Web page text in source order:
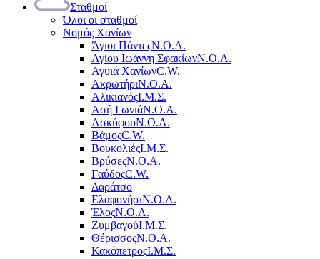
Σταθμοί
Όλοι οι σταθμοί
Νομός Χανίων
Άγιοι ΠάντεςΝ.Ο.Α.
Αγίου Ιωάννη ΣφακίωνΝ.Ο.Α.
Αγυιά ΧανίωνC.W.
ΑκρωτήριΝ.Ο.Α.
ΑλικιανόςΙ.Μ.Σ.
Ασή ΓωνιάΝ.Ο.Α.
ΑσκύφουΝ.Ο.Α.
ΒάμοςC.W.
ΒουκολιέςΙ.Μ.Σ.
ΒρύσεςΝ.Ο.Α.
ΓαύδοςC.W.
Δαράτσο
ΕλαφονήσιΝ.Ο.Α.
ΈλοςΝ.Ο.Α.
ΖυμβαγούΙ.Μ.Σ.
ΘέρισσοςΝ.Ο.Α.
ΚακόπετροςΙ.Μ.Σ.